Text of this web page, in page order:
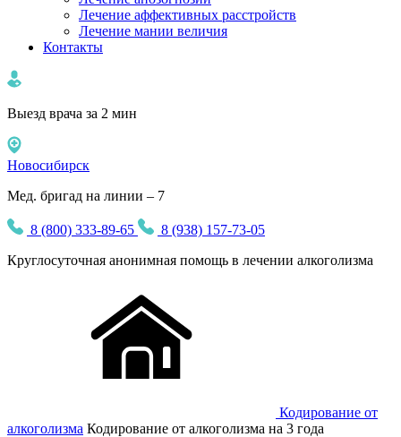
Лечение аффективных расстройств
Лечение мании величия
Контакты
Выезд врача за 2 мин
Новосибирск
Мед. бригад на линии – 7
8 (800) 333-89-65
8 (938) 157-73-05
Круглосуточная анонимная помощь в лечении алкоголизма
Кодирование от
алкоголизма Кодирование от алкоголизма на 3 года